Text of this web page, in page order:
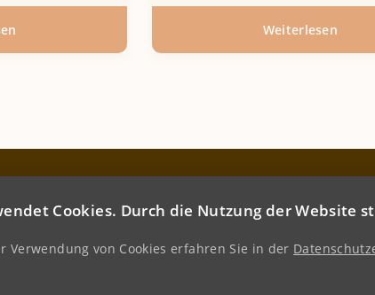
Yin
Winter
Weiterlesen
Cookies. Durch die Nutzung der Website
Verwendung von Cookies erfahren Sie in der